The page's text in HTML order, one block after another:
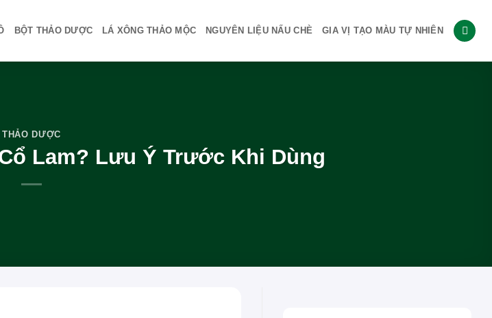
BỘT THẢO DƯỢC LÁ XÔNG THẢO MỘC NGUYÊN LIỆU NẤU CHÈ GIA VỊ TẠO MÀU TỰ NHIÊN
THẢO DƯỢC
Lam? Lưu Ý Trước Khi Dùng